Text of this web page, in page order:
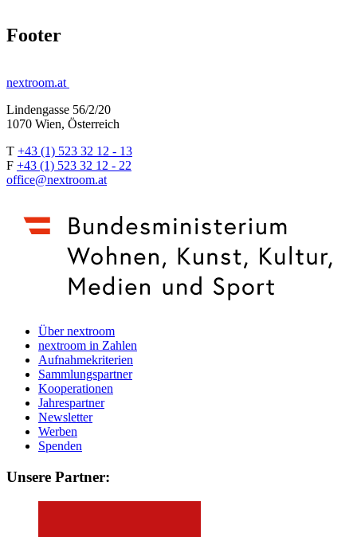
Footer
nextroom.at
Lindengasse 56/2/20
1070 Wien, Österreich
T +43 (1) 523 32 12 - 13
F +43 (1) 523 32 12 - 22
office@nextroom.at
Über nextroom
nextroom in Zahlen
Aufnahmekriterien
Sammlungspartner
Kooperationen
Jahrespartner
Newsletter
Werben
Spenden
Unsere Partner: